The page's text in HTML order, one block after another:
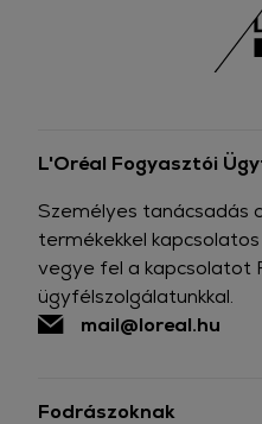
L'Oréal Fogyasztói
Személyes tanácsadás
termékekkel
vegye fel a kapcsolatot
ügyfélszolgálatunkkal.
mail@loreal.hu
Fodrászoknak